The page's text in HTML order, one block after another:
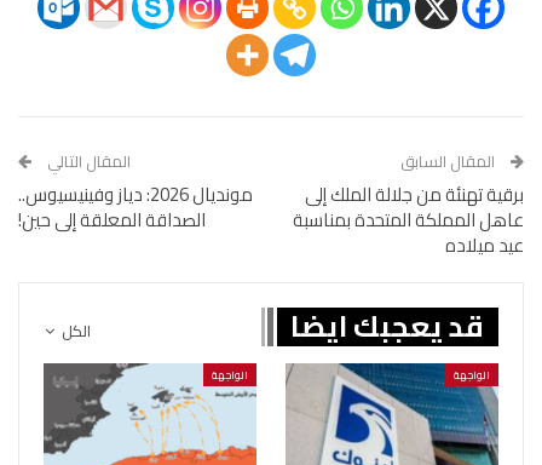
المقال السابق
برقية تهنئة من جلالة الملك إلى
عاهل المملكة المتحدة بمناسبة
عيد ميلاده
المقال التالي
مونديال 2026: دياز وفينيسيوس..
الصداقة المعلقة إلى حين!
الكل قد يعجبك ايضا
الواجهة الواجهة